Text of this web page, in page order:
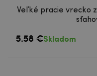
Veľké pracie vrecko
5.58 €Skladom